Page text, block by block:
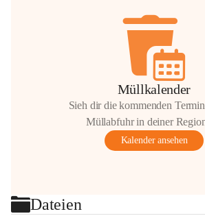
Müllkalender
Sieh dir die kommenden
Müllabfuhr in deiner
Kalender ansehen
Dateien